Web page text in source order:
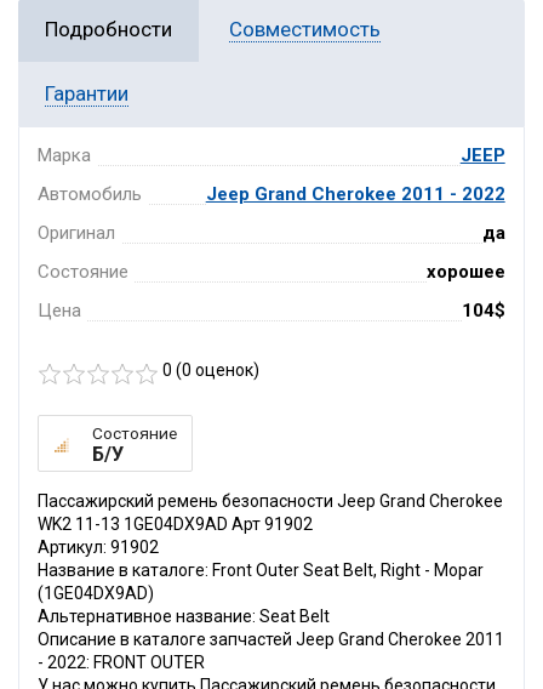
Подробности Совместимость
Гарантии
Марка
JEEP
Автомобиль
Jeep Grand Cherokee 2011 - 2022
Оригинал
да
Состояние
хорошее
Цена
104$
0 (0 оценок)
Состояние
Б/У
Пассажирский ремень безопасности Jeep Grand Cherokee
WK2 11-13 1GE04DX9AD Арт 91902
Артикул: 91902
Название в каталоге: Front Outer Seat Belt, Right - Mopar
(1GE04DX9AD)
Альтернативное название: Seat Belt
Описание в каталоге запчастей Jeep Grand Cherokee 2011
- 2022: FRONT OUTER
У нас можно купить Пассажирский ремень безопасности